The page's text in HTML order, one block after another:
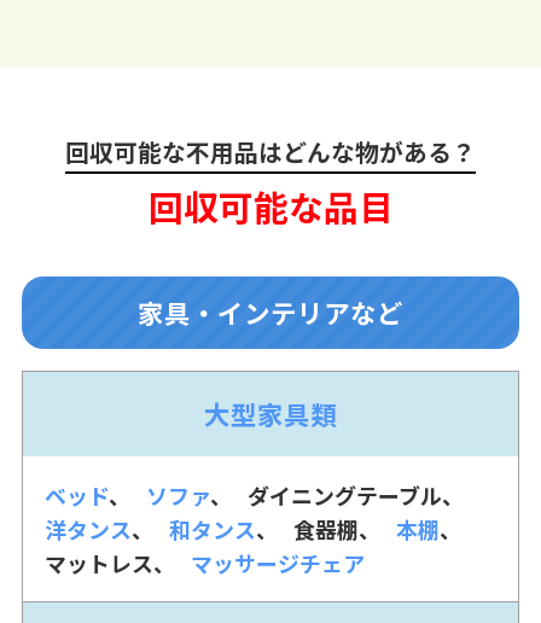
回収可能な不用品はどんな物がある？
回収可能な品目
家具・インテリアなど
大型家具類
ベッド ソファ
ダイニングテーブル
洋タンス
和タンス 食器棚
本棚
マットレス
マッサージチェア